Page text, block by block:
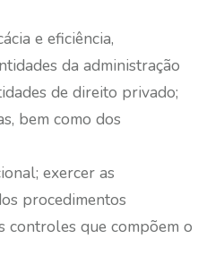
e eficiência,
da administração
de direito privado;
bem como dos
exercer as
procedimentos
controles que compõem o